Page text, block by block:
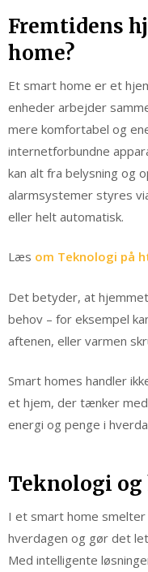
Fremtidens
home?
Et smart home er et
enheder arbejder
mere komfortabel og
internetforbundne
kan alt fra belysning og
alarmsystemer styres
eller helt automatisk.
Læs om Teknologi på
Det betyder, at
behov – for eksempel
aftenen, eller varmen
Smart homes handler
et hjem, der tænker
energi og penge i
Teknologi
I et smart home
hverdagen og gør det
Med intelligente